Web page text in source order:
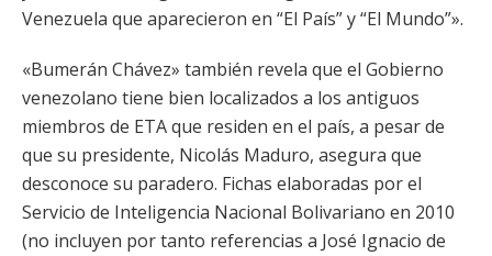
Venezuela que aparecieron en “El País” y “El Mundo”».
«Bumerán Chávez» también revela que el Gobierno
venezolano tiene bien localizados a los antiguos
miembros de ETA que residen en el país, a pesar de
que su presidente, Nicolás Maduro, asegura que
desconoce su paradero. Fichas elaboradas por el
Servicio de Inteligencia Nacional Bolivariano en 2010
(no incluyen por tanto referencias a José Ignacio de